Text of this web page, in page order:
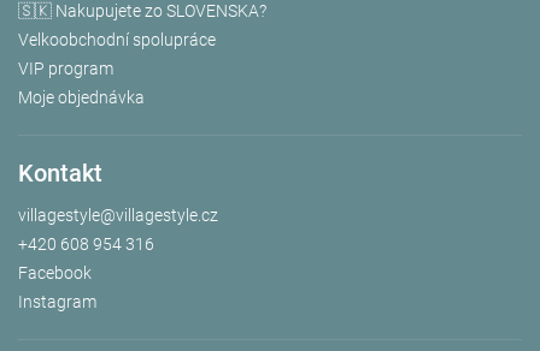
🇸🇰 Nakupujete zo SLOVENSKA?
Velkoobchodní spolupráce
VIP program
Moje objednávka
Kontakt
villagestyle@villagestyle.cz
+420 608 954 316
Facebook
Instagram